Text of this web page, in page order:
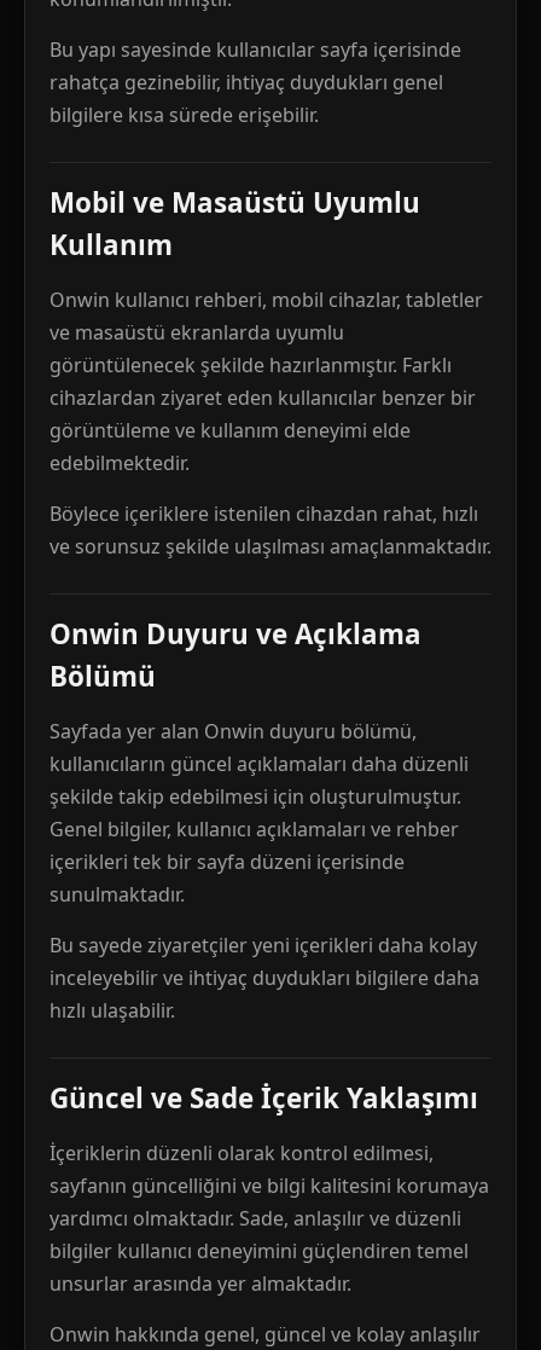
Bu yapı sayesinde kullanıcılar sayfa içerisinde
rahatça gezinebilir, ihtiyaç duydukları genel
bilgilere kısa sürede erişebilir.
Mobil ve Masaüstü Uyumlu
Kullanım
Onwin kullanıcı rehberi, mobil cihazlar, tabletler
ve masaüstü ekranlarda uyumlu
görüntülenecek şekilde hazırlanmıştır. Farklı
cihazlardan ziyaret eden kullanıcılar benzer bir
görüntüleme ve kullanım deneyimi elde
edebilmektedir.
Böylece içeriklere istenilen cihazdan rahat, hızlı
ve sorunsuz şekilde ulaşılması amaçlanmaktadır.
Onwin Duyuru ve Açıklama
Bölümü
Sayfada yer alan Onwin duyuru bölümü,
kullanıcıların güncel açıklamaları daha düzenli
şekilde takip edebilmesi için oluşturulmuştur.
Genel bilgiler, kullanıcı açıklamaları ve rehber
içerikleri tek bir sayfa düzeni içerisinde
sunulmaktadır.
Bu sayede ziyaretçiler yeni içerikleri daha kolay
inceleyebilir ve ihtiyaç duydukları bilgilere daha
hızlı ulaşabilir.
Güncel ve Sade İçerik Yaklaşımı
İçeriklerin düzenli olarak kontrol edilmesi,
sayfanın güncelliğini ve bilgi kalitesini korumaya
yardımcı olmaktadır. Sade, anlaşılır ve düzenli
bilgiler kullanıcı deneyimini güçlendiren temel
unsurlar arasında yer almaktadır.
Onwin hakkında genel, güncel ve kolay anlaşılır